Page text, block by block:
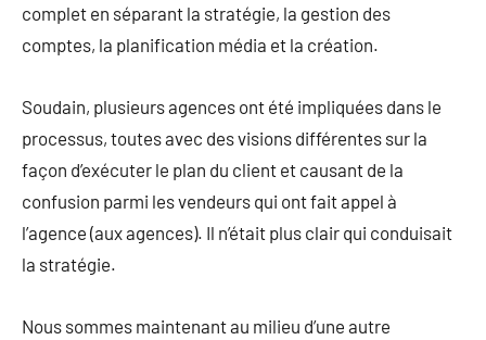
complet en séparant la stratégie, la gestion des
comptes, la planification média et la création.
Soudain, plusieurs agences ont été impliquées dans le
processus, toutes avec des visions différentes sur la
façon d’exécuter le plan du client et causant de la
confusion parmi les vendeurs qui ont fait appel à
l’agence (aux agences). Il n’était plus clair qui conduisait
la stratégie.
Nous sommes maintenant au milieu d’une autre